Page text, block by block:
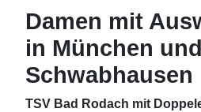
Damen mit
in München und
Schwabhausen
TSV Bad Rodach mit